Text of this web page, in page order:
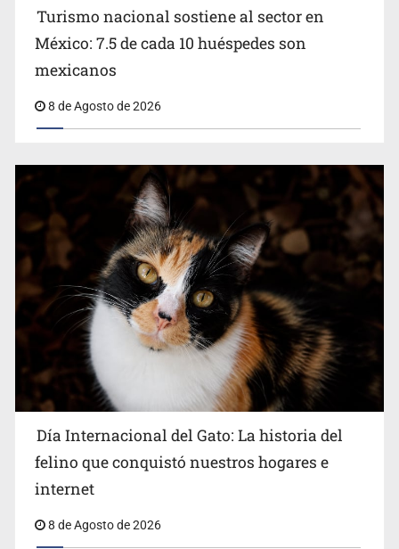
Belinda se corona como la más bella de 2026 en People
Turismo nacional sostiene al sector en
México: 7.5 de cada 10 huéspedes son
mexicanos
8 de Agosto de 2026
Día Internacional del Gato: La historia del
felino que conquistó nuestros hogares e
internet
8 de Agosto de 2026